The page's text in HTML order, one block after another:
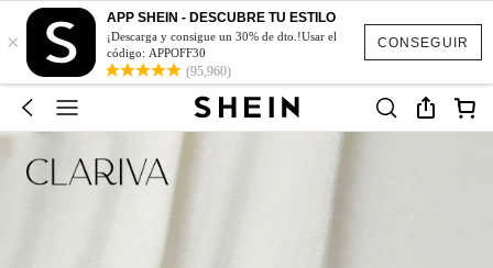
CONSEGUIR
×
APP SHEIN - DESCUBRE TU ESTILO
¡Descarga y consigue un 30% de dto.!Usar el
código: APPOFF30
(95,960)